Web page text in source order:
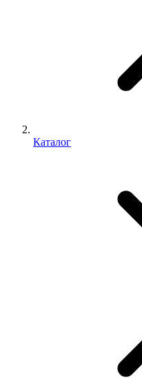
Каталог